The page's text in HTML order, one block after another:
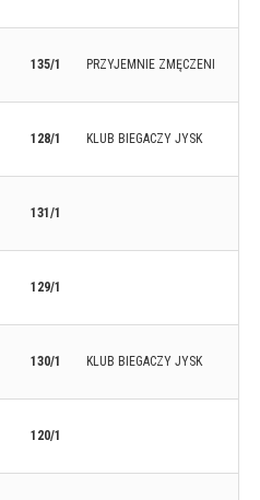
135/1 PRZYJEMNIE ZMĘCZENI
128/1 KLUB BIEGACZY JYSK
131/1
129/1
130/1 KLUB BIEGACZY JYSK
120/1